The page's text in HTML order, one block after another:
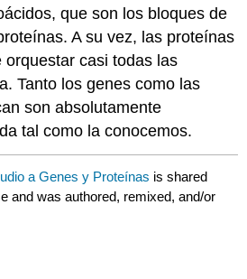
que son los bloques de
A su vez, las proteínas
casi todas las
Tanto los genes como las
son absolutamente
tal como la conocemos.
a Genes y Proteínas is shared
and was authored, remixed, and/or